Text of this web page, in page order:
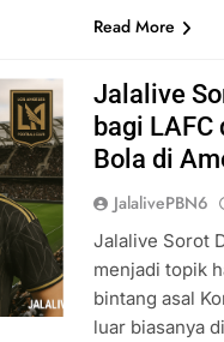
Read More
Jalalive
bagi
Bola di
JalalivePBN6
Jalalive Sorot
menjadi topik
bintang asal
luar biasanya